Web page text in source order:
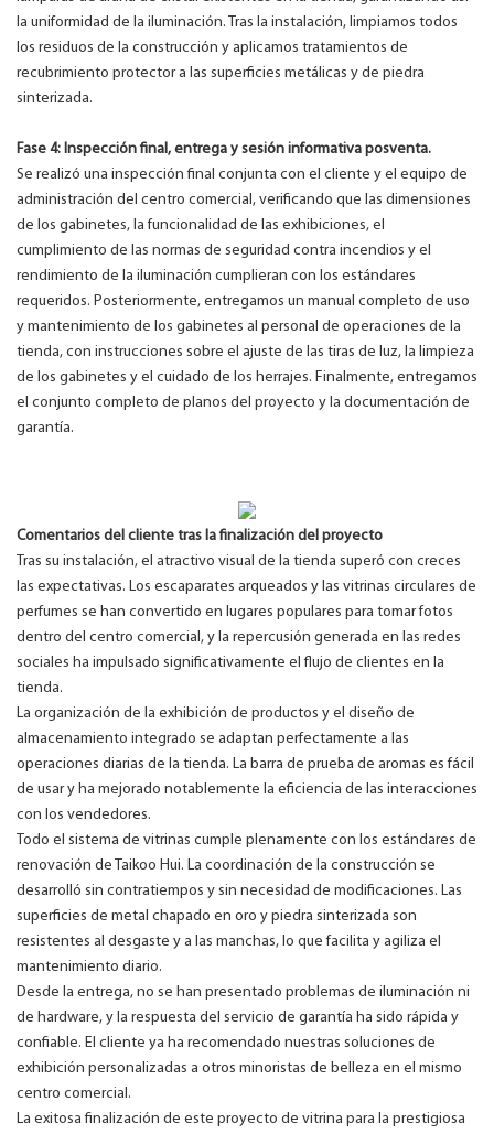
la uniformidad de la iluminación. Tras la instalación, limpiamos todos
los residuos de la construcción y aplicamos tratamientos de
recubrimiento protector a las superficies metálicas y de piedra
sinterizada.
Fase 4: Inspección final, entrega y sesión informativa posventa.
Se realizó una inspección final conjunta con el cliente y el equipo de
administración del centro comercial, verificando que las dimensiones
de los gabinetes, la funcionalidad de las exhibiciones, el
cumplimiento de las normas de seguridad contra incendios y el
rendimiento de la iluminación cumplieran con los estándares
requeridos. Posteriormente, entregamos un manual completo de uso
y mantenimiento de los gabinetes al personal de operaciones de la
tienda, con instrucciones sobre el ajuste de las tiras de luz, la limpieza
de los gabinetes y el cuidado de los herrajes. Finalmente, entregamos
el conjunto completo de planos del proyecto y la documentación de
garantía.
Comentarios del cliente tras la finalización del proyecto
Tras su instalación, el atractivo visual de la tienda superó con creces
las expectativas. Los escaparates arqueados y las vitrinas circulares de
perfumes se han convertido en lugares populares para tomar fotos
dentro del centro comercial, y la repercusión generada en las redes
sociales ha impulsado significativamente el flujo de clientes en la
tienda.
La organización de la exhibición de productos y el diseño de
almacenamiento integrado se adaptan perfectamente a las
operaciones diarias de la tienda. La barra de prueba de aromas es fácil
de usar y ha mejorado notablemente la eficiencia de las interacciones
con los vendedores.
Todo el sistema de vitrinas cumple plenamente con los estándares de
renovación de Taikoo Hui. La coordinación de la construcción se
desarrolló sin contratiempos y sin necesidad de modificaciones. Las
superficies de metal chapado en oro y piedra sinterizada son
resistentes al desgaste y a las manchas, lo que facilita y agiliza el
mantenimiento diario.
Desde la entrega, no se han presentado problemas de iluminación ni
de hardware, y la respuesta del servicio de garantía ha sido rápida y
confiable. El cliente ya ha recomendado nuestras soluciones de
exhibición personalizadas a otros minoristas de belleza en el mismo
centro comercial.
La exitosa finalización de este proyecto de vitrina para la prestigiosa